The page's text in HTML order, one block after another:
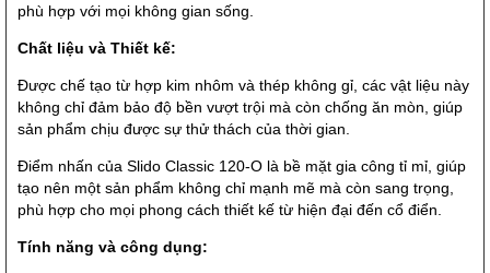
phù hợp với mọi không gian sống.
Chất liệu và Thiết kế:
Được chế tạo từ hợp kim nhôm và thép không gỉ, các vật liệu này
không chỉ đảm bảo độ bền vượt trội mà còn chống ăn mòn, giúp
sản phẩm chịu được sự thử thách của thời gian.
Điểm nhấn của Slido Classic 120-O là bề mặt gia công tỉ mỉ, giúp
tạo nên một sản phẩm không chỉ mạnh mẽ mà còn sang trọng,
phù hợp cho mọi phong cách thiết kế từ hiện đại đến cổ điển.
Tính năng và công dụng: